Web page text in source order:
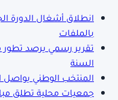
انطلاق أشغال الدورة
بالملفات
تقرير رسمي يرصد
السنة
المنتخب الوطني يواصل
جمعيات محلية تطلق